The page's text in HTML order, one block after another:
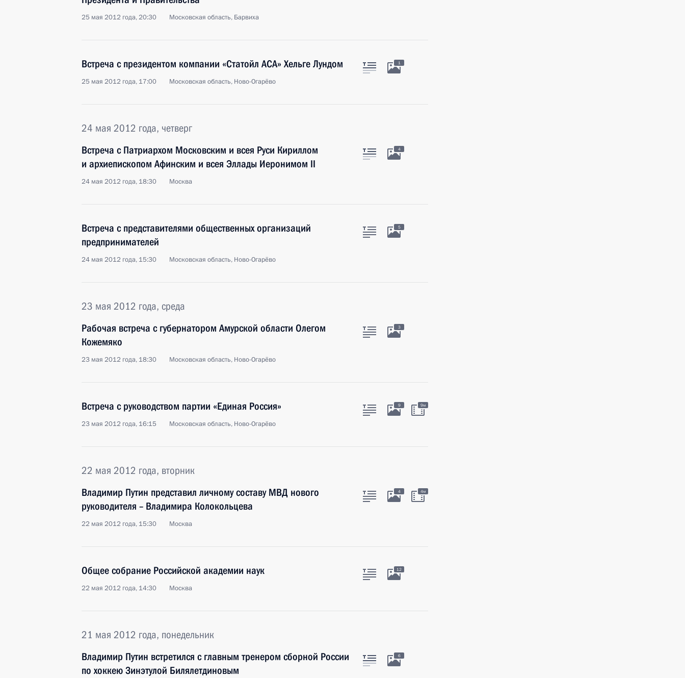
25 мая 2012 года, 20:30 Московская область, Барвиха
Встреча с президентом компании «Статойл АСА» Хельге Лундом
25 мая 2012 года, 17:00 Московская область, Ново-Огарёво
1
24 мая 2012 года, четверг
Встреча с Патриархом Московским и всея Руси Кириллом
и архиепископом Афинским и всея Эллады Иеронимом II
24 мая 2012 года, 18:30 Москва
4
Встреча с представителями общественных организаций
предпринимателей
24 мая 2012 года, 15:30 Московская область, Ново-Огарёво
5
23 мая 2012 года, среда
Рабочая встреча с губернатором Амурской области Олегом
Кожемяко
23 мая 2012 года, 18:30 Московская область, Ново-Огарёво
3
Встреча с руководством партии «Единая Россия»
23 мая 2012 года, 16:15 Московская область, Ново-Огарёво
9 9м
22 мая 2012 года, вторник
Владимир Путин представил личному составу МВД нового
руководителя – Владимира Колокольцева
22 мая 2012 года, 15:30 Москва
4 4м
Общее собрание Российской академии наук
22 мая 2012 года, 14:30 Москва
12
21 мая 2012 года, понедельник
Владимир Путин встретился с главным тренером сборной России
по хоккею Зинэтулой Билялетдиновым
6